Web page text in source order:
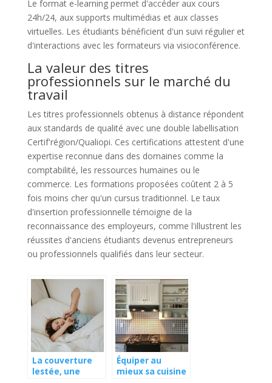
Le format e-learning permet d'accéder aux cours
24h/24, aux supports multimédias et aux classes
virtuelles. Les étudiants bénéficient d'un suivi régulier et
d'interactions avec les formateurs via visioconférence.
La valeur des titres
professionnels sur le marché du
travail
Les titres professionnels obtenus à distance répondent
aux standards de qualité avec une double labellisation
Certif'région/Qualiopi. Ces certifications attestent d'une
expertise reconnue dans des domaines comme la
comptabilité, les ressources humaines ou le
commerce. Les formations proposées coûtent 2 à 5
fois moins cher qu'un cursus traditionnel. Le taux
d'insertion professionnelle témoigne de la
reconnaissance des employeurs, comme l'illustrent les
réussites d'anciens étudiants devenus entrepreneurs
ou professionnels qualifiés dans leur secteur.
La couverture
lestée, une
Équiper au
mieux sa cuisine